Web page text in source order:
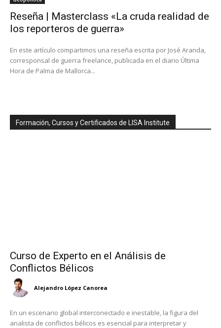
Reseña | Masterclass «La cruda realidad de
los reporteros de guerra»
En este artículo compartimos una reseña escrita por José Aranda,
corresponsal de guerra freelance, publicada en el diario Última
Hora de Palma de Mallorca...
Formación, Cursos y Certificados de LISA Institute
Curso de Experto en el Análisis de
Conflictos Bélicos
Alejandro López Canorea
En un escenario global interconectado e inestable, la figura del
analista de conflictos bélicos es esencial para interpretar y